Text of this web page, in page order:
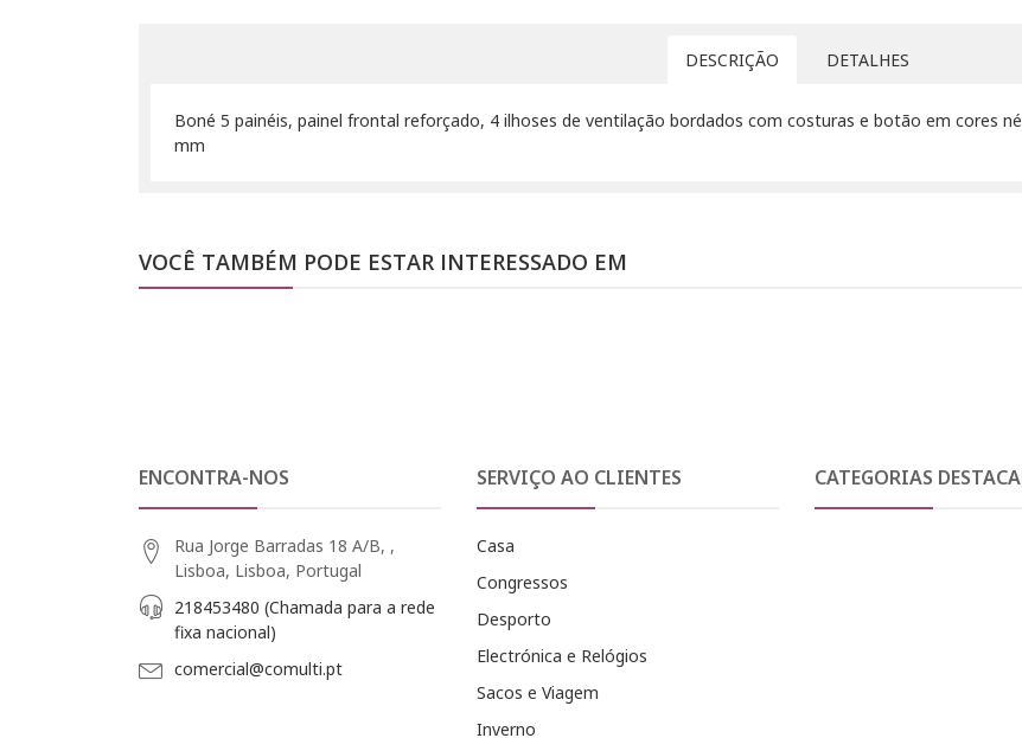
DESCRIÇÃO DETALHES
Boné 5 painéis, painel frontal reforçado, 4 ilhoses de ventilação bordados com costuras e botão em cores
mm
VOCÊ TAMBÉM PODE ESTAR INTERESSADO EM
ENCONTRA-NOS
Rua Jorge Barradas 18 A/B, ,
Lisboa, Lisboa, Portugal
218453480 (Chamada para a rede
fixa nacional)
comercial@comulti.pt
SERVIÇO AO CLIENTES
Casa
Congressos
Desporto
Electrónica e Relógios
Sacos e Viagem
Inverno
CATEGORIAS